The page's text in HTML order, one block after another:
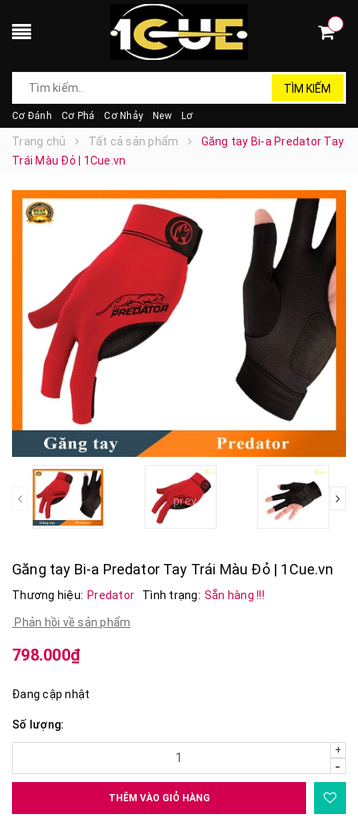
TÌM KIẾM
Cơ Đánh Cơ Phá Cơ Nhảy New Lơ
Trang chủ Tất cả sản phẩm
Găng tay Bi-a Predator Tay
Trái Màu Đỏ | 1Cue.vn
prev
Găng tay Bi-a Predator Tay Trái Màu Đỏ | 1Cue.vn
Thương hiệu: Predator Tình trạng: Sẵn hàng !!!
Phản hồi về sản phẩm
798.000₫
Đang cập nhật
Số lượng:
+
-
THÊM VÀO GIỎ HÀNG